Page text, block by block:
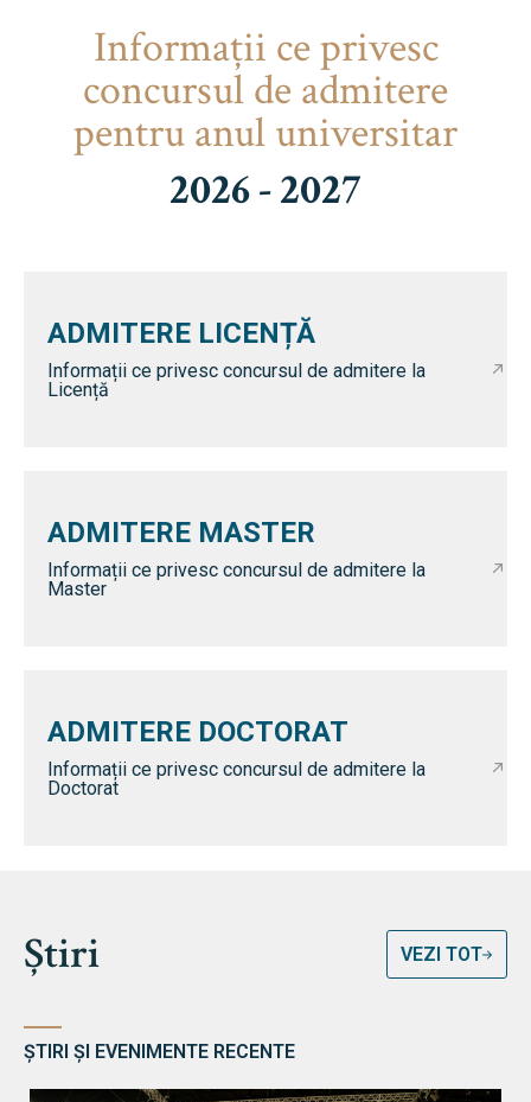
Informaţii ce privesc
concursul de admitere
pentru anul universitar
2026 - 2027
ADMITERE LICENȚĂ
Informații ce privesc concursul de admitere la
Licență
ADMITERE MASTER
Informații ce privesc concursul de admitere la
Master
ADMITERE DOCTORAT
Informații ce privesc concursul de admitere la
Doctorat
Știri VEZI TOT
ȘTIRI ȘI EVENIMENTE RECENTE